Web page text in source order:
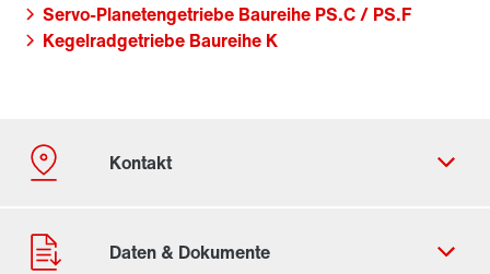
Servo-Planetengetriebe Baureihe PS.C / PS.F
Kegelradgetriebe Baureihe K